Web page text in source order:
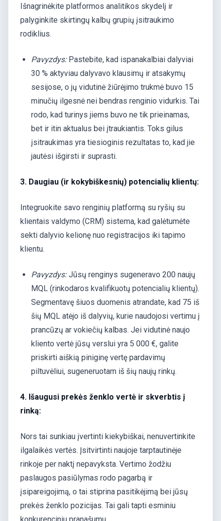
Išnagrinėkite platformos analitikos skydelį ir
palyginkite skirtingų kalbų grupių įsitraukimo
rodiklius.
Pavyzdys:Pastebite, kad ispanakalbiai dalyviai
30 % aktyviau dalyvavo klausimų ir atsakymų
sesijose, o jų vidutinė žiūrėjimo trukmė buvo 15
minučių ilgesnė nei bendras renginio vidurkis. Tai
rodo, kad turinys jiems buvo ne tik prieinamas,
bet ir itin aktualus bei įtraukiantis. Toks gilus
įsitraukimas yra tiesioginis rezultatas to, kad jie
jautėsi išgirsti ir suprasti.
3. Daugiau (ir kokybiškesnių) potencialių klientų:
Integruokite savo renginių platformą su ryšių su
klientais valdymo (CRM) sistema, kad galėtumėte
sekti dalyvio kelionę nuo registracijos iki tapimo
klientu.
Pavyzdys:Jūsų renginys sugeneravo 200 naujų
MQL (rinkodaros kvalifikuotų potencialių klientų).
Segmentavę šiuos duomenis atrandate, kad 75 iš
šių MQL atėjo iš dalyvių, kurie naudojosi vertimu į
prancūzų ar vokiečių kalbas. Jei vidutinė naujo
kliento vertė jūsų verslui yra 5 000 €, galite
priskirti aiškią piniginę vertę pardavimų
piltuvėliui, sugeneruotam iš šių naujų rinkų.
4. Išaugusi prekės ženklo vertė ir skverbtis į
rinką:
Nors tai sunkiau įvertinti kiekybiškai, nenuvertinkite
ilgalaikės vertės. Įsitvirtinti naujoje tarptautinėje
rinkoje per naktį nepavyksta. Vertimo žodžiu
paslaugos pasiūlymas rodo pagarbą ir
įsipareigojimą, o tai stiprina pasitikėjimą bei jūsų
prekės ženklo pozicijas. Tai gali tapti esminiu